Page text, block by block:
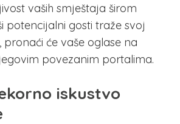
vaših smještaja širom
potencijalni gosti traže svoj
pronaći će vaše oglase na
povezanim portalima.
iskustvo